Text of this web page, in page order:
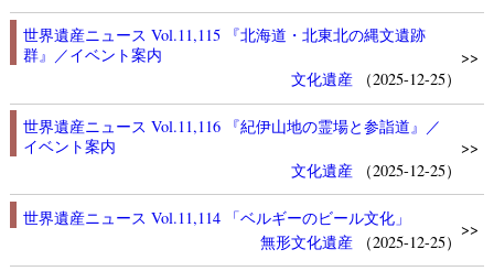
世界遺産ニュース Vol.11,115 『北海道・北東北の縄文遺跡
群』／イベント案内
文化遺産
（2025-12-25）
>>
世界遺産ニュース Vol.11,116 『紀伊山地の霊場と参詣道』／
イベント案内
文化遺産
（2025-12-25）
>>
世界遺産ニュース Vol.11,114 「ベルギーのビール文化」
無形文化遺産
（2025-12-25）
>>